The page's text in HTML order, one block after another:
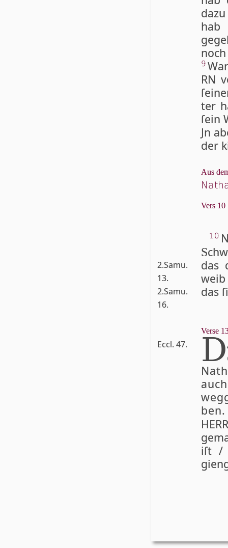
9
RN
ter
ſein
Jn
der
Aus
Vers 10
2.Samu.
13.
2.Samu.
16.
10
S
das
das
Verse
Eccl. 47. D
ben.
iſt /